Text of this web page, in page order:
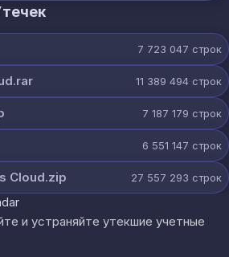
7 723 047 строк
11 389 494 строк
7 187 179 строк
6 551 147 строк
Cloud.zip 27 557 293 строк
и устраняйте утекшие учетные